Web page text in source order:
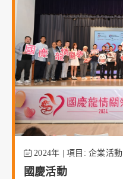
2024年 | 項目: 企業活動
國慶活動